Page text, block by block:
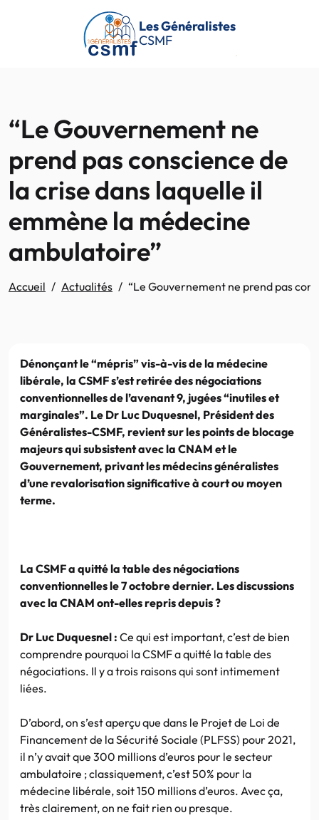
Passer au contenu principal
Les Généralistes
CSMF
“Le Gouvernement ne
prend pas conscience de
la crise dans laquelle il
emmène la médecine
ambulatoire”
Accueil Actualités “Le Gouvernement ne prend pas
Dénonçant le “mépris” vis-à-vis de la médecine
libérale, la CSMF s’est retirée des négociations
conventionnelles de l’avenant 9, jugées “inutiles et
marginales”. Le Dr Luc Duquesnel, Président des
Généralistes-CSMF, revient sur les points de blocage
majeurs qui subsistent avec la CNAM et le
Gouvernement, privant les médecins généralistes
d’une revalorisation significative à court ou moyen
terme.
La CSMF a quitté la table des négociations
conventionnelles le 7 octobre dernier. Les discussions
avec la CNAM ont-elles repris depuis ?
Dr Luc Duquesnel : Ce qui est important, c’est de bien
comprendre pourquoi la CSMF a quitté la table des
négociations. Il y a trois raisons qui sont intimement
liées.
D’abord, on s’est aperçu que dans le Projet de Loi de
Financement de la Sécurité Sociale (PLFSS) pour 2021,
il n’y avait que 300 millions d’euros pour le secteur
ambulatoire ; classiquement, c’est 50% pour la
médecine libérale, soit 150 millions d’euros. Avec ça,
très clairement, on ne fait rien ou presque.